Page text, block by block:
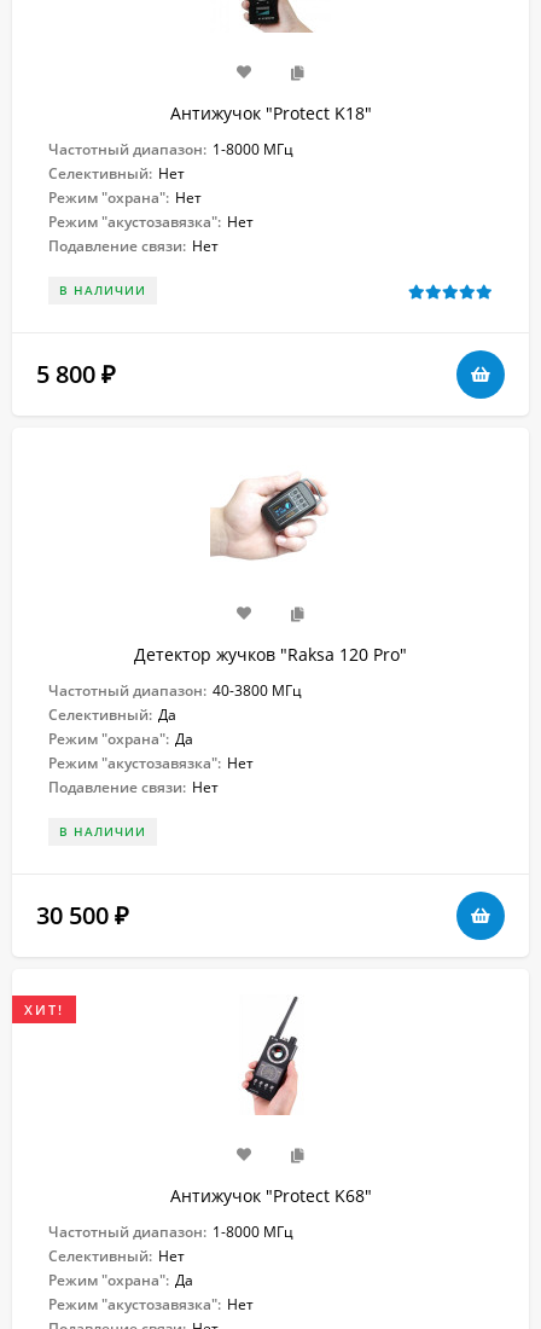
Антижучок "Protect K18"
Частотный диапазон: 1-8000 МГц
Селективный: Нет
Режим "охрана": Нет
Режим "акустозавязка": Нет
Подавление связи: Нет
В НАЛИЧИИ
5 800 ₽
Детектор жучков "Raksa 120 Pro"
Частотный диапазон: 40-3800 МГц
Селективный: Да
Режим "охрана": Да
Режим "акустозавязка": Нет
Подавление связи: Нет
В НАЛИЧИИ
30 500 ₽
ХИТ!
Антижучок "Protect K68"
Частотный диапазон: 1-8000 МГц
Селективный: Нет
Режим "охрана": Да
Режим "акустозавязка": Нет